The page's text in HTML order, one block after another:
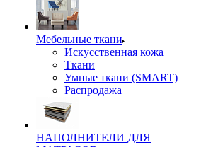
Мебельные ткани
Искусственная кожа
Ткани
Умные ткани (SMART)
Распродажа
НАПОЛНИТЕЛИ ДЛЯ